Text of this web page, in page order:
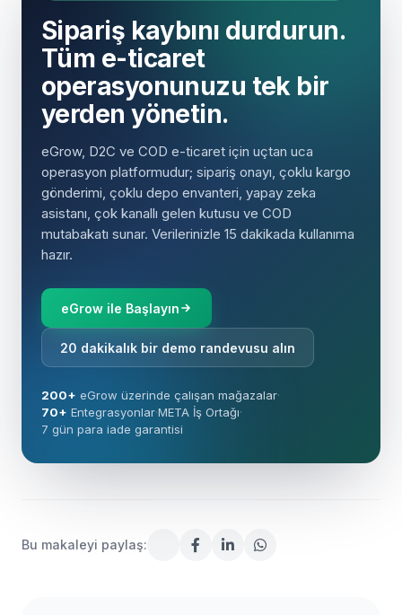
Sipariş kaybını durdurun.
Tüm e-ticaret
operasyonunuzu tek bir
yerden yönetin.
eGrow, D2C ve COD e-ticaret için uçtan uca
operasyon platformudur; sipariş onayı, çoklu kargo
gönderimi, çoklu depo envanteri, yapay zeka
asistanı, çok kanallı gelen kutusu ve COD
mutabakatı sunar. Verilerinizle 15 dakikada kullanıma
hazır.
eGrow ile Başlayın
20 dakikalık bir demo randevusu alın
200+ eGrow üzerinde çalışan mağazalar·
70+ Entegrasyonlar·META İş Ortağı·
7 gün para iade garantisi
Bu makaleyi paylaş: